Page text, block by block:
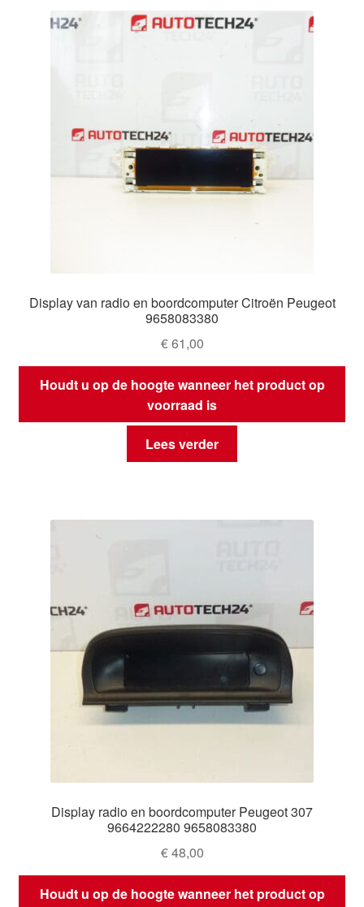
nieuwste
Display van radio en boordcomputer Citroën Peugeot
9658083380
€61,00
Houdt u op de hoogte wanneer het product op
voorraad is
Lees verder
Display radio en boordcomputer Peugeot 307
9664222280 9658083380
€48,00
Houdt u op de hoogte wanneer het product op